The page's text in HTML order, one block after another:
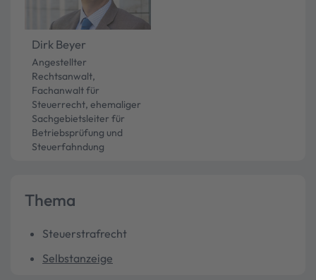
Dirk Beyer
Angestellter
Rechtsanwalt,
Fachanwalt für
Steuerrecht, ehemaliger
Sachgebietsleiter für
Betriebsprüfung und
Steuerfahndung
Thema
Steuerstrafrecht
Selbstanzeige